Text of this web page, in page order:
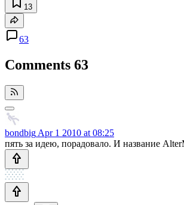
13
63
Comments 63
bondbig Apr 1 2010 at 08:25
пять за идею, порадовало. И название